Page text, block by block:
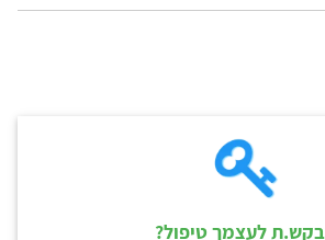
לעצמך טיפול?